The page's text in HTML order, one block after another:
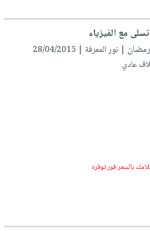
مع الفيزياء
| نور المعرفة | 28/04/2015
عادي
بالسعر فور توفره